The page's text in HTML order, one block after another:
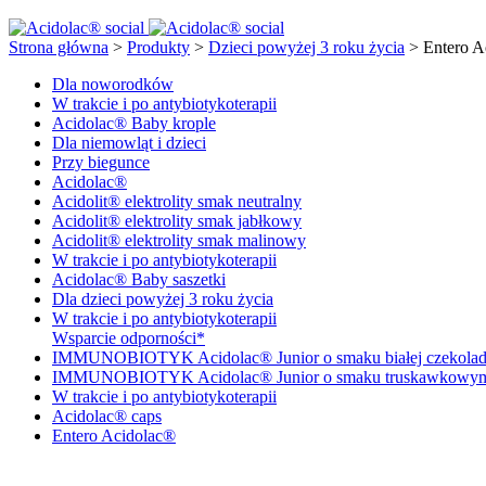
Strona główna > Produkty > Dzieci powyżej 3 roku życia > Entero
Dla noworodków
W trakcie i po antybiotykoterapii
Acidolac® Baby krople
Dla niemowląt i dzieci
Przy biegunce
Acidolac®
Acidolit® elektrolity smak neutralny
Acidolit® elektrolity smak jabłkowy
Acidolit® elektrolity smak malinowy
W trakcie i po antybiotykoterapii
Acidolac® Baby saszetki
Dla dzieci powyżej 3 roku życia
W trakcie i po antybiotykoterapii
Wsparcie odporności*
IMMUNOBIOTYK Acidolac® Junior o smaku białej
IMMUNOBIOTYK Acidolac® Junior o smaku
W trakcie i po antybiotykoterapii
Acidolac® caps
Entero Acidolac®